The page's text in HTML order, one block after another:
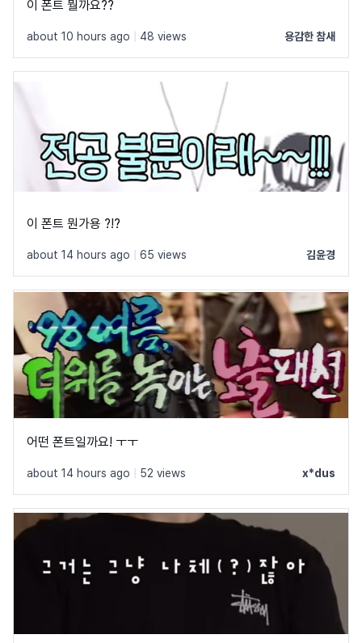
이 폰트 뭘까요??
about 10 hours ago 48 views 용감한 참새
이 폰트 뭔가용 ?!?
about 14 hours ago 65 views 김윤경
어떤 폰트일까요! ㅜㅜ
about 14 hours ago 52 views x*dus